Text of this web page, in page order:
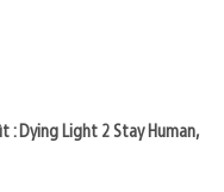
: Dying Light 2 Stay Human,